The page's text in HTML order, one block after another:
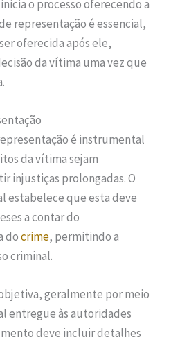
o processo oferecendo a
representação é essencial,
oferecida após ele,
da vítima uma vez que
é instrumental
da vítima sejam
injustiças prolongadas. O
estabelece que esta deve
a contar do
docrime, permitindo a
criminal.
geralmente por meio
entregue às autoridades
deve incluir detalhes